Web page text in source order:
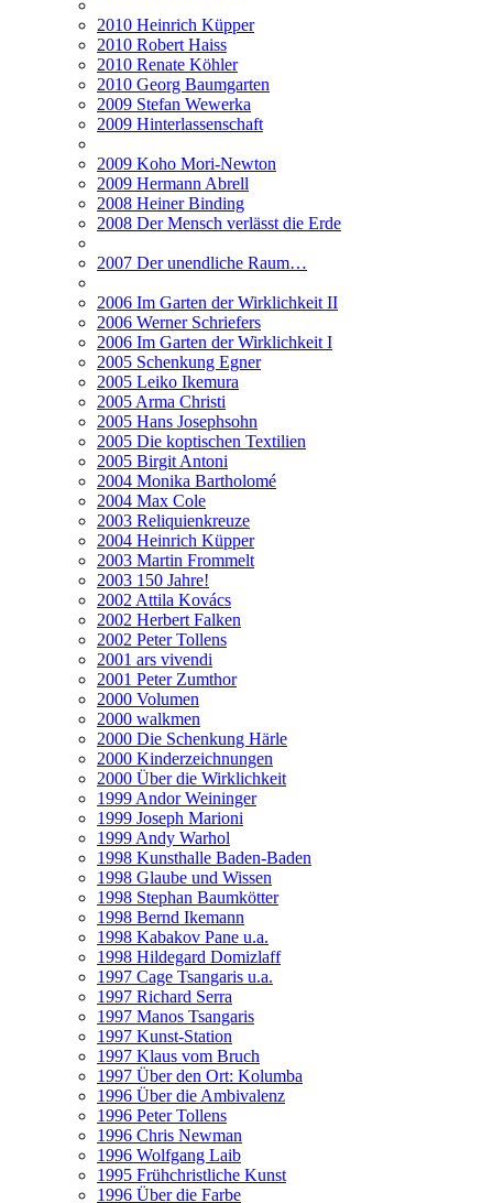
2010 Heinrich Küpper
2010 Robert Haiss
2010 Renate Köhler
2010 Georg Baumgarten
2009 Stefan Wewerka
2009 Hinterlassenschaft
2009 Koho Mori-Newton
2009 Hermann Abrell
2008 Heiner Binding
2008 Der Mensch verlässt die Erde
2007 Der unendliche Raum…
2006 Im Garten der Wirklichkeit II
2006 Werner Schriefers
2006 Im Garten der Wirklichkeit I
2005 Schenkung Egner
2005 Leiko Ikemura
2005 Arma Christi
2005 Hans Josephsohn
2005 Die koptischen Textilien
2005 Birgit Antoni
2004 Monika Bartholomé
2004 Max Cole
2003 Reliquienkreuze
2004 Heinrich Küpper
2003 Martin Frommelt
2003 150 Jahre!
2002 Attila Kovács
2002 Herbert Falken
2002 Peter Tollens
2001 ars vivendi
2001 Peter Zumthor
2000 Volumen
2000 walkmen
2000 Die Schenkung Härle
2000 Kinderzeichnungen
2000 Über die Wirklichkeit
1999 Andor Weininger
1999 Joseph Marioni
1999 Andy Warhol
1998 Kunsthalle Baden-Baden
1998 Glaube und Wissen
1998 Stephan Baumkötter
1998 Bernd Ikemann
1998 Kabakov Pane u.a.
1998 Hildegard Domizlaff
1997 Cage Tsangaris u.a.
1997 Richard Serra
1997 Manos Tsangaris
1997 Kunst-Station
1997 Klaus vom Bruch
1997 Über den Ort: Kolumba
1996 Über die Ambivalenz
1996 Peter Tollens
1996 Chris Newman
1996 Wolfgang Laib
1995 Frühchristliche Kunst
1996 Über die Farbe